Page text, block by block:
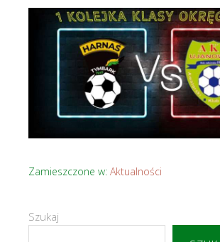
Zamieszczone w: Aktualności
Szukaj